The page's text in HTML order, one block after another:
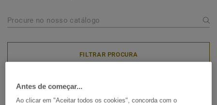
FILTRAR PROCURA
221 documentos
Antes de começar...
Ao clicar em "Aceitar todos os cookies", concorda com o